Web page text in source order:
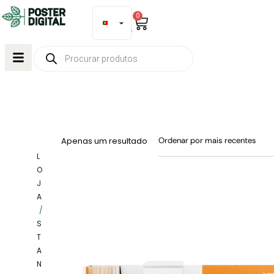
0
L
O
J
A
/
S
T
A
N
Apenas um resultado